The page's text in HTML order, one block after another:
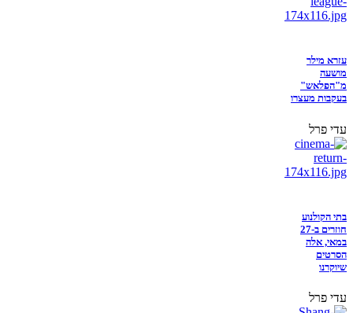
עזרא מילר
מושעה
מ"הפלאש"
בעקבות מעצרו
עדי פרל
בתי הקולנוע
חוזרים ב-27
במאי, אלה
הסרטים
שיוקרנו
עדי פרל